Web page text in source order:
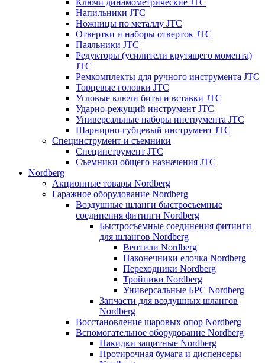
Напильники JTC
Ножницы по металлу JTC
Отвертки и наборы отверток JTC
Паяльники JTC
Редукторы (усилители крутящего момента)
JTC
Ремкомплекты для ручного инструмента JTC
Торцевые головки JTC
Угловые ключи биты и вставки JTC
Ударно-режущий инструмент JTC
Универсальные наборы инструмента JTC
Шарнирно-губцевый инструмент JTC
Специнструмент и съемники
Специнструмент JTC
Съемники общего назначения JTC
Nordberg
Акционные товары Nordberg
Гаражное оборудование Nordberg
Воздушные шланги быстросъемные
соединения фитинги Nordberg
Быстросъемные соединения фитинги
для шлангов Nordberg
Вентили Nordberg
Наконечники елочка Nordberg
Переходники Nordberg
Тройники Nordberg
Универсальные БРС Nordberg
Запчасти для воздушных шлангов
Nordberg
Восстановление шаровых опор Nordberg
Вспомогательное оборудование Nordberg
Накидки защитные Nordberg
Протирочная бумага и диспенсеры